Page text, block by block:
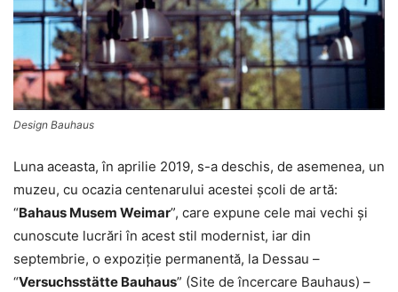
Design Bauhaus
Luna aceasta, în aprilie 2019, s-a deschis, de asemenea, un
muzeu, cu ocazia centenarului acestei şcoli de artă:
“Bahaus Musem Weimar”, care expune cele mai vechi şi
cunoscute lucrări în acest stil modernist, iar din
septembrie, o expoziţie permanentă, la Dessau –
“Versuchsstätte Bauhaus” (Site de încercare Bauhaus) –